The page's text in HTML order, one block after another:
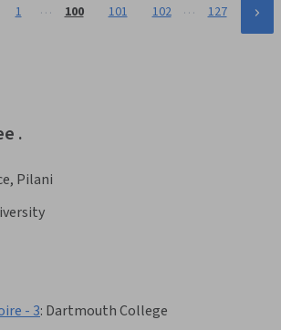
1 … 100 101 102 … 127
.
Pilani
- 3: Dartmouth College